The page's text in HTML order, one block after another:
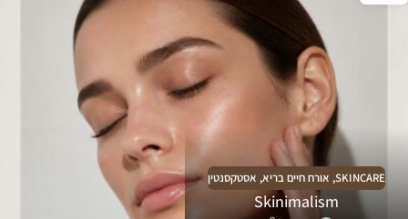
SKINCARE
, אורח חיים בריא, אסטקסנטין
Skinimalism